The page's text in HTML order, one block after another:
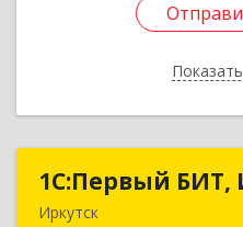
1С:Первый БИТ,
Иркутск